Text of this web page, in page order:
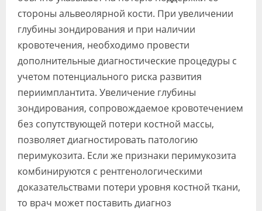
стороны альвеолярной кости. При увеличении
глубины зондирования и при наличии
кровотечения, необходимо провести
дополнительные диагностические процедуры с
учетом потенциального риска развития
периимплантита. Увеличение глубины
зондирования, сопровождаемое кровотечением
без сопутствующей потери костной массы,
позволяет диагностировать патологию
перимукозита. Если же признаки перимукозита
комбинируются с рентгенологическими
доказательствами потери уровня костной ткани,
то врач может поставить диагноз